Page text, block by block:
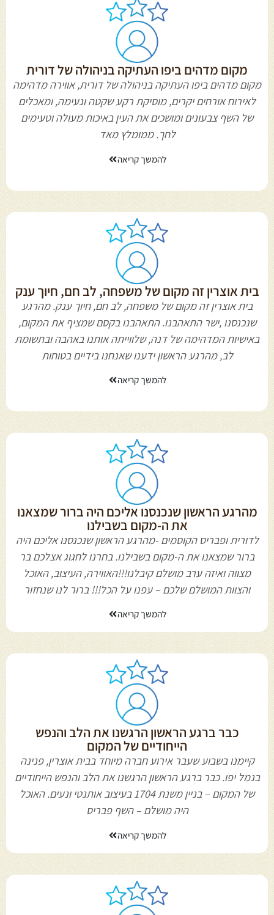
מקום מדהים ביפו העתיקה בניהולה של דורית
מקום מדהים ביפו העתיקה בניהולה של דורית, אווירה מדהימה
לאירוח אורחים יקרים, מוסיקת רקע שקטה ונעימה, ומאכלים
של השף צבעונים ומושכים את העין באיכות מעולה וטעימים
לחך. ממומלץ מאד
להמשך קריאה
בית אוצרין זה מקום של משפחה, לב חם, חיוך ענק
בית אוצרין זה מקום של משפחה, לב חם, חיוך ענק. מהרגע
שנכנסנו ,ישר התאהבנו. התאהבנו בקסם שמציף את המקום,
באישיות המדהימה של דנה, שלווייתה אותנו באהבה ובתשומת
לב, מהרגע הראשון ידענו שאנחנו בידיים בטוחות
להמשך קריאה
מהרגע הראשון שנכנסנו אליכם היה ברור שמצאנו
את ה-מקום בשבילנו
לדורית ופבריס הקוסמים -מהרגע הראשון שנכנסנו אליכם היה
ברור שמצאנו את ה-מקום בשבילנו. בחרנו לחגוג אצלכם בר
מצווה ואיזה ערב מושלם קיבלנו!!!האווירה, העיצוב, האוכל
והצוות המושלם שלכם – עפנו על הכל!!! ברור לנו שנחזור
להמשך קריאה
כבר ברגע הראשון הרגשנו את הלב והנפש
הייחודיים של המקום
קיימנו בשבוע שעבר אירוע חברה מיוחד בבית אוצרין, פנינה
בנמל יפו. כבר ברגע הראשון הרגשנו את הלב והנפש הייחודיים
של המקום – בניין משנת 1704 בעיצוב אותנטי ונעים. האוכל
היה מושלם – השף פבריס
להמשך קריאה